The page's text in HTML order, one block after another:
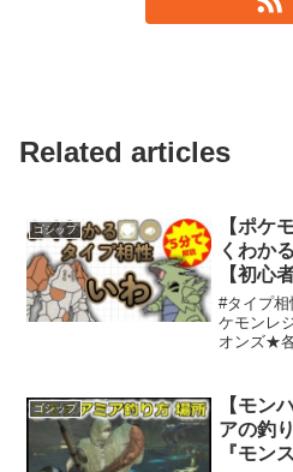
Related articles
ゴシップ
【ポケ
くわか
【初心
#タイプ
ケモンレ
オンズ★
性動画
の...
ゴシップ
【モン
アの釣
『モン